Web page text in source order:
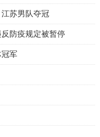
苏男队夺冠
防疫规定被暂停
军